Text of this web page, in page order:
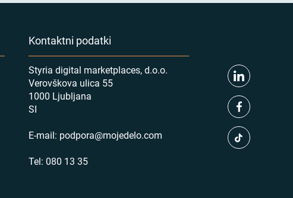
Kontaktni podatki
Styria digital marketplaces, d.o.o.
Verovškova ulica 55
1000 Ljubljana
SI
E-mail: podpora@mojedelo.com
Tel: 080 13 35